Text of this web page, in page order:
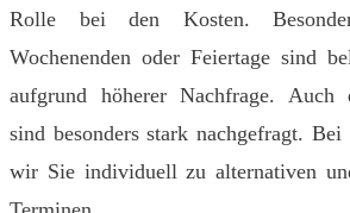
Rolle bei den Kosten.
Wochenenden oder Feiertage sind
aufgrund höherer Nachfrage. Auch
sind besonders stark nachgefragt.
wir Sie individuell zu alternativen